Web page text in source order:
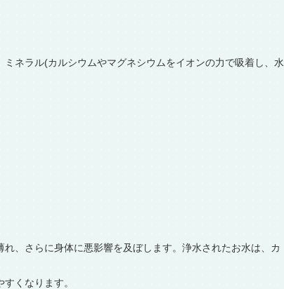
ネラル(カルシウムやマグネシウムをイオンの力で吸着し、水
、さらに身体に悪影響を及ぼします。浄水されたお水は、カ
くなります。